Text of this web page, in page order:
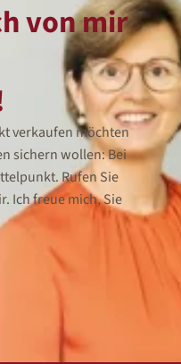
von mir
verkaufen möchten
sichern wollen: Bei
Rufen Sie
Ich freue mich, Sie